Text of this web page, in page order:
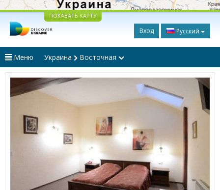
ПОКАЗАТЬ КАРТУ
Вход Русский
Меню Украина Восточная